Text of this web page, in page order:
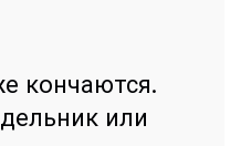
кончаются.
или